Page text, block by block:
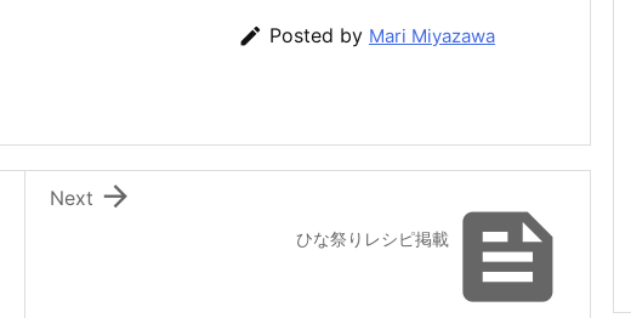
 Posted by Mari Miyazawa

ひな祭りレシピ掲載

Next